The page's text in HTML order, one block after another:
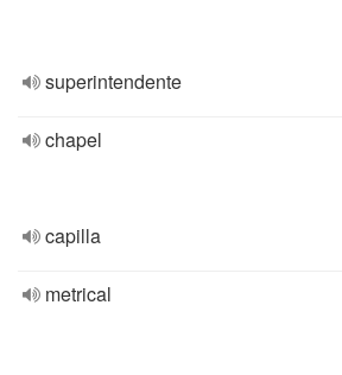
superintendente
chapel
capilla
metrical